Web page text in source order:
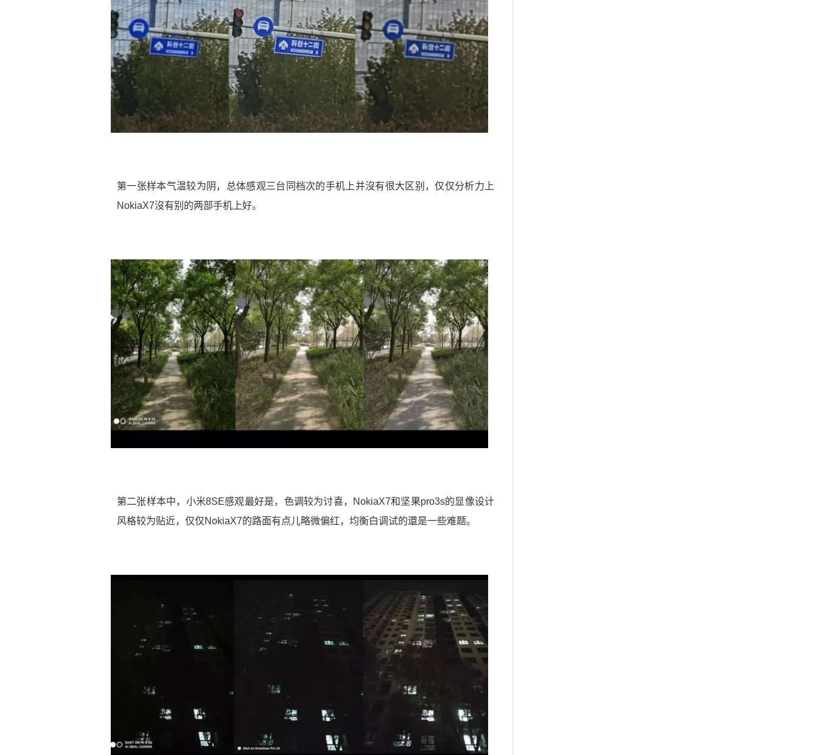
第一张样本气温较为阴，总体感观三台同档次的手机上并沒有很大区别，仅仅分析力上
NokiaX7沒有别的两部手机上好。
第二张样本中，小米8SE感观最好是，色调较为讨喜，NokiaX7和坚果pro3s的显像设计
风格较为贴近，仅仅NokiaX7的路面有点儿略微偏红，均衡白调试的還是一些难题。